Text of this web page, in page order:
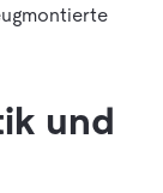
und